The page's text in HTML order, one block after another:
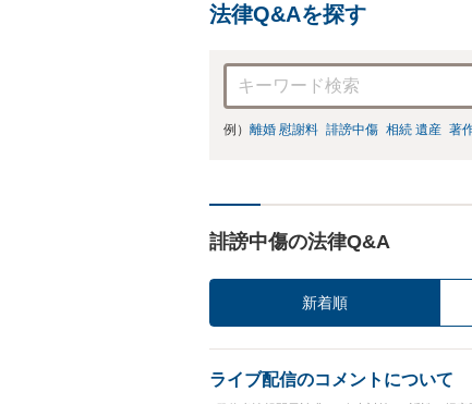
法律Q&Aを探す
例） 離婚 慰謝料 誹謗中傷 相続 遺産 著
誹謗中傷の法律Q&A
新着順
ライブ配信のコメントについて